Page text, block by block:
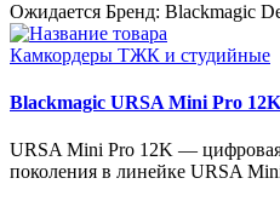
Ожидается Бренд: Blackmagic
Камкордеры ТЖК и студийные
Blackmagic URSA Mini Pro
URSA Mini Pro 12K — цифровая
поколения в линейке URSA